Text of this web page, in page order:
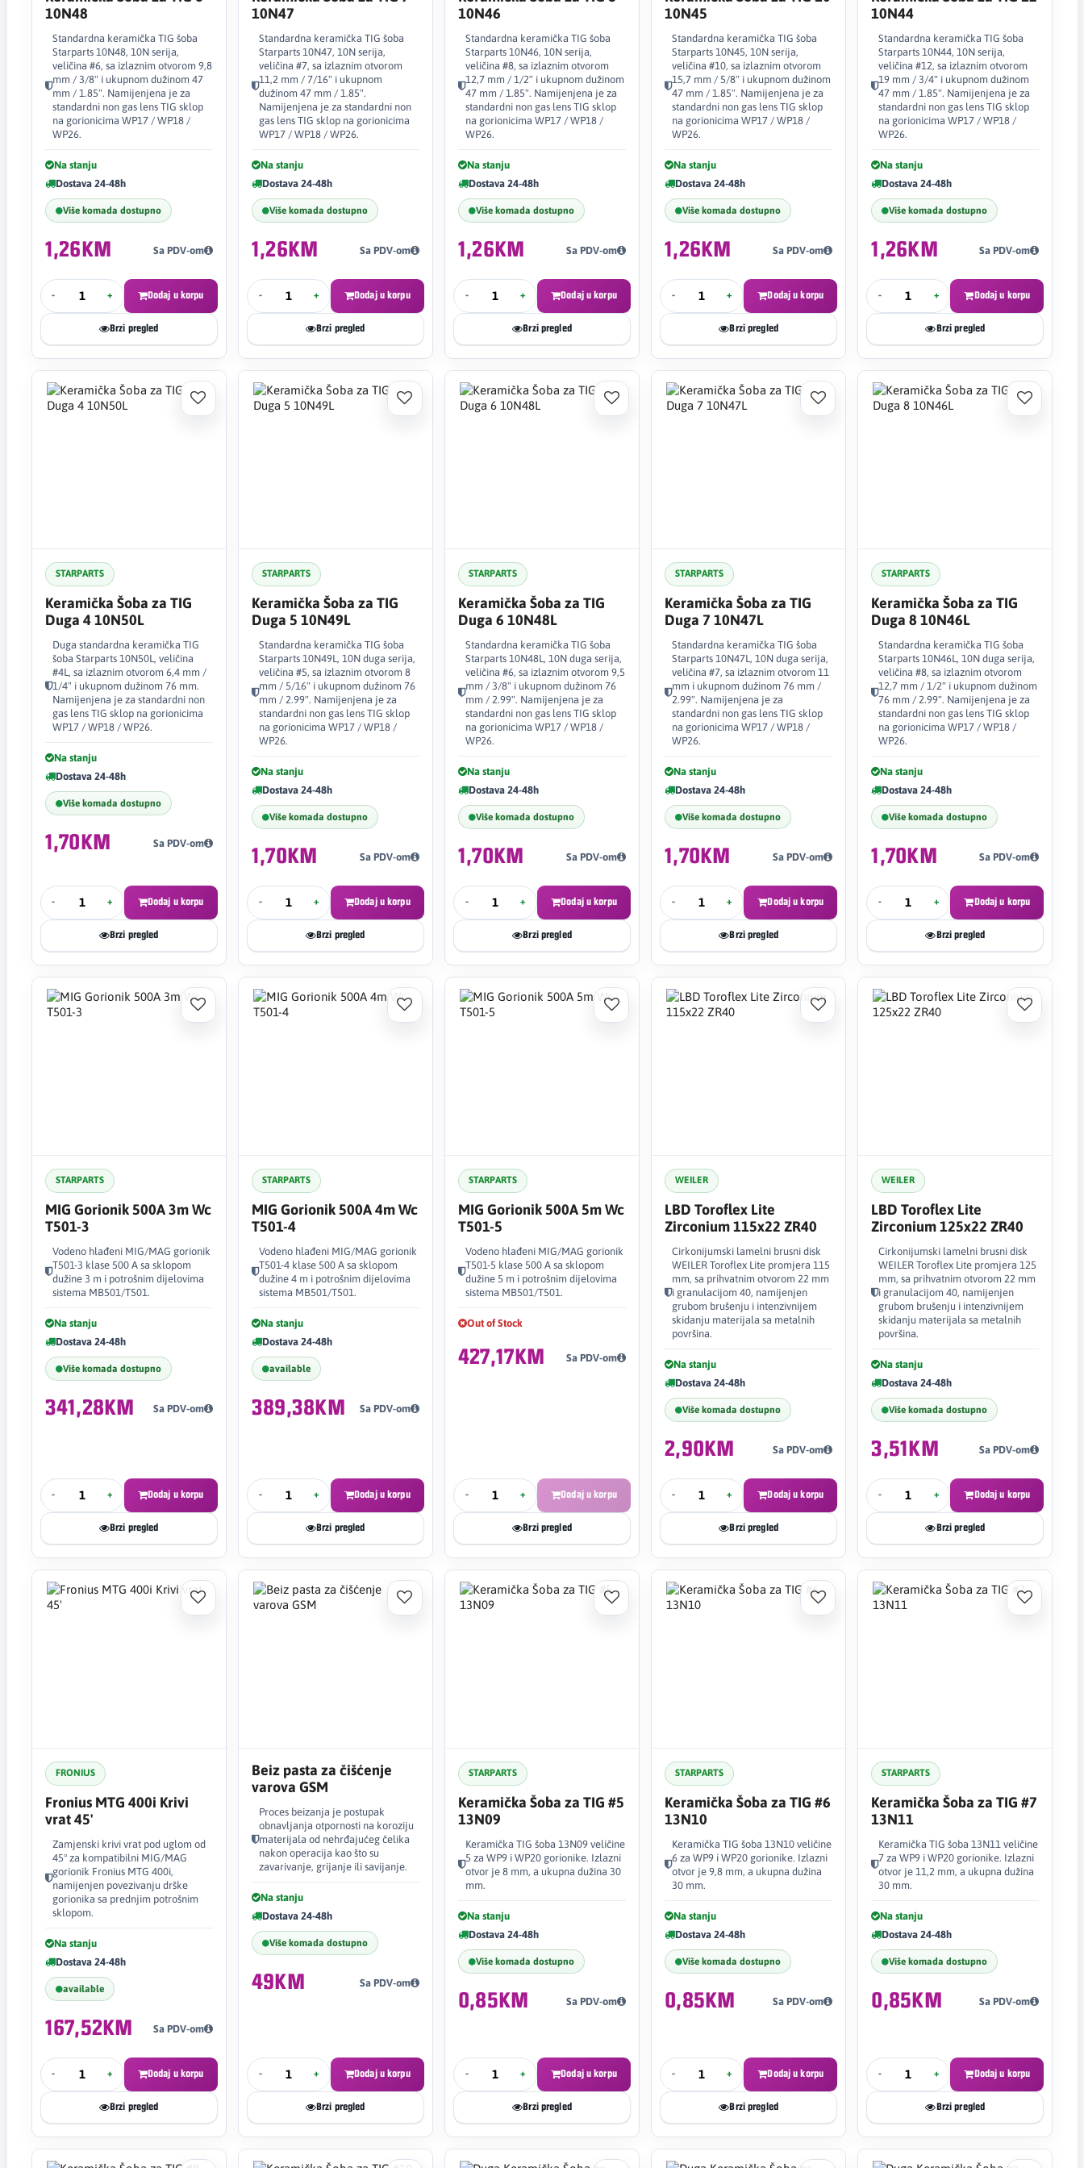
10N48
Standardna keramička TIG šoba
Starparts 10N48, 10N serija,
veličina #6, sa izlaznim otvorom 9,8
mm / 3/8" i ukupnom dužinom 47
mm / 1.85". Namijenjena je za
standardni non gas lens TIG sklop
na gorionicima WP17 / WP18 /
WP26.
Na stanju
Dostava 24-48h
Više komada dostupno
1,26KM Sa PDV-om
- + Dodaj u korpu
Brzi pregled
10N47
Standardna keramička TIG šoba
Starparts 10N47, 10N serija,
veličina #7, sa izlaznim otvorom
11,2 mm / 7/16" i ukupnom
dužinom 47 mm / 1.85".
Namijenjena je za standardni non
gas lens TIG sklop na gorionicima
WP17 / WP18 / WP26.
Na stanju
Dostava 24-48h
Više komada dostupno
1,26KM Sa PDV-om
- + Dodaj u korpu
Brzi pregled
10N46
Standardna keramička TIG šoba
Starparts 10N46, 10N serija,
veličina #8, sa izlaznim otvorom
12,7 mm / 1/2" i ukupnom dužinom
47 mm / 1.85". Namijenjena je za
standardni non gas lens TIG sklop
na gorionicima WP17 / WP18 /
WP26.
Na stanju
Dostava 24-48h
Više komada dostupno
1,26KM Sa PDV-om
- + Dodaj u korpu
Brzi pregled
10N45
Standardna keramička TIG šoba
Starparts 10N45, 10N serija,
veličina #10, sa izlaznim otvorom
15,7 mm / 5/8" i ukupnom dužinom
47 mm / 1.85". Namijenjena je za
standardni non gas lens TIG sklop
na gorionicima WP17 / WP18 /
WP26.
Na stanju
Dostava 24-48h
Više komada dostupno
1,26KM Sa PDV-om
- + Dodaj u korpu
Brzi pregled
10N44
Standardna keramička TIG šoba
Starparts 10N44, 10N serija,
veličina #12, sa izlaznim otvorom
19 mm / 3/4" i ukupnom dužinom
47 mm / 1.85". Namijenjena je za
standardni non gas lens TIG sklop
na gorionicima WP17 / WP18 /
WP26.
Na stanju
Dostava 24-48h
Više komada dostupno
1,26KM Sa PDV-om
- + Dodaj u korpu
Brzi pregled
STARPARTS
Keramička Šoba za TIG
Duga 4 10N50L
Duga standardna keramička TIG
šoba Starparts 10N50L, veličina
#4L, sa izlaznim otvorom 6,4 mm /
1/4" i ukupnom dužinom 76 mm.
Namijenjena je za standardni non
gas lens TIG sklop na gorionicima
WP17 / WP18 / WP26.
Na stanju
Dostava 24-48h
Više komada dostupno
1,70KM Sa PDV-om
- + Dodaj u korpu
Brzi pregled
STARPARTS
Keramička Šoba za TIG
Duga 5 10N49L
Standardna keramička TIG šoba
Starparts 10N49L, 10N duga serija,
veličina #5, sa izlaznim otvorom 8
mm / 5/16" i ukupnom dužinom 76
mm / 2.99". Namijenjena je za
standardni non gas lens TIG sklop
na gorionicima WP17 / WP18 /
WP26.
Na stanju
Dostava 24-48h
Više komada dostupno
1,70KM Sa PDV-om
- + Dodaj u korpu
Brzi pregled
STARPARTS
Keramička Šoba za TIG
Duga 6 10N48L
Standardna keramička TIG šoba
Starparts 10N48L, 10N duga serija,
veličina #6, sa izlaznim otvorom 9,5
mm / 3/8" i ukupnom dužinom 76
mm / 2.99". Namijenjena je za
standardni non gas lens TIG sklop
na gorionicima WP17 / WP18 /
WP26.
Na stanju
Dostava 24-48h
Više komada dostupno
1,70KM Sa PDV-om
- + Dodaj u korpu
Brzi pregled
STARPARTS
Keramička Šoba za TIG
Duga 7 10N47L
Standardna keramička TIG šoba
Starparts 10N47L, 10N duga serija,
veličina #7, sa izlaznim otvorom 11
mm i ukupnom dužinom 76 mm /
2.99". Namijenjena je za
standardni non gas lens TIG sklop
na gorionicima WP17 / WP18 /
WP26.
Na stanju
Dostava 24-48h
Više komada dostupno
1,70KM Sa PDV-om
- + Dodaj u korpu
Brzi pregled
STARPARTS
Keramička Šoba za TIG
Duga 8 10N46L
Standardna keramička TIG šoba
Starparts 10N46L, 10N duga serija,
veličina #8, sa izlaznim otvorom
12,7 mm / 1/2" i ukupnom dužinom
76 mm / 2.99". Namijenjena je za
standardni non gas lens TIG sklop
na gorionicima WP17 / WP18 /
WP26.
Na stanju
Dostava 24-48h
Više komada dostupno
1,70KM Sa PDV-om
- + Dodaj u korpu
Brzi pregled
STARPARTS
MIG Gorionik 500A 3m Wc
T501-3
Vodeno hlađeni MIG/MAG gorionik
T501-3 klase 500 A sa sklopom
dužine 3 m i potrošnim dijelovima
sistema MB501/T501.
Na stanju
Dostava 24-48h
Više komada dostupno
341,28KM Sa PDV-om
- + Dodaj u korpu
Brzi pregled
STARPARTS
MIG Gorionik 500A 4m Wc
T501-4
Vodeno hlađeni MIG/MAG gorionik
T501-4 klase 500 A sa sklopom
dužine 4 m i potrošnim dijelovima
sistema MB501/T501.
Na stanju
Dostava 24-48h
available
389,38KM Sa PDV-om
- + Dodaj u korpu
Brzi pregled
STARPARTS
MIG Gorionik 500A 5m Wc
T501-5
Vodeno hlađeni MIG/MAG gorionik
T501-5 klase 500 A sa sklopom
dužine 5 m i potrošnim dijelovima
sistema MB501/T501.
Out of Stock
427,17KM Sa PDV-om
- + Dodaj u korpu
Brzi pregled
WEILER
LBD Toroflex Lite
Zirconium 115x22 ZR40
Cirkonijumski lamelni brusni disk
WEILER Toroflex Lite promjera 115
mm, sa prihvatnim otvorom 22 mm
i granulacijom 40, namijenjen
grubom brušenju i intenzivnijem
skidanju materijala sa metalnih
površina.
Na stanju
Dostava 24-48h
Više komada dostupno
2,90KM Sa PDV-om
- + Dodaj u korpu
Brzi pregled
WEILER
LBD Toroflex Lite
Zirconium 125x22 ZR40
Cirkonijumski lamelni brusni disk
WEILER Toroflex Lite promjera 125
mm, sa prihvatnim otvorom 22 mm
i granulacijom 40, namijenjen
grubom brušenju i intenzivnijem
skidanju materijala sa metalnih
površina.
Na stanju
Dostava 24-48h
Više komada dostupno
3,51KM Sa PDV-om
- + Dodaj u korpu
Brzi pregled
FRONIUS
Fronius MTG 400i Krivi
vrat 45'
Zamjenski krivi vrat pod uglom od
45° za kompatibilni MIG/MAG
gorionik Fronius MTG 400i,
namijenjen povezivanju drške
gorionika sa prednjim potrošnim
sklopom.
Na stanju
Dostava 24-48h
available
167,52KM Sa PDV-om
- + Dodaj u korpu
Brzi pregled
Beiz pasta za čišćenje
varova GSM
Proces beizanja je postupak
obnavljanja otpornosti na koroziju
materijala od nehrđajućeg čelika
nakon operacija kao što su
zavarivanje, grijanje ili savijanje.
Na stanju
Dostava 24-48h
Više komada dostupno
49KM Sa PDV-om
- + Dodaj u korpu
Brzi pregled
STARPARTS
Keramička Šoba za TIG #5
13N09
Keramička TIG šoba 13N09 veličine
5 za WP9 i WP20 gorionike. Izlazni
otvor je 8 mm, a ukupna dužina 30
mm.
Na stanju
Dostava 24-48h
Više komada dostupno
0,85KM Sa PDV-om
- + Dodaj u korpu
Brzi pregled
STARPARTS
Keramička Šoba za TIG #6
13N10
Keramička TIG šoba 13N10 veličine
6 za WP9 i WP20 gorionike. Izlazni
otvor je 9,8 mm, a ukupna dužina
30 mm.
Na stanju
Dostava 24-48h
Više komada dostupno
0,85KM Sa PDV-om
- + Dodaj u korpu
Brzi pregled
STARPARTS
Keramička Šoba za TIG #7
13N11
Keramička TIG šoba 13N11 veličine
7 za WP9 i WP20 gorionike. Izlazni
otvor je 11,2 mm, a ukupna dužina
30 mm.
Na stanju
Dostava 24-48h
Više komada dostupno
0,85KM Sa PDV-om
- + Dodaj u korpu
Brzi pregled